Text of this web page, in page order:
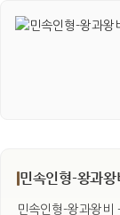
민속인형-왕과왕
민속인형-왕과왕비